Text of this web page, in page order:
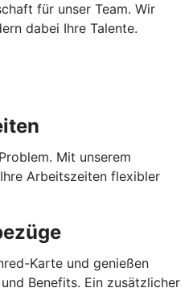
für unser Team. Wir
dabei Ihre Talente.
Mit unserem
Arbeitszeiten flexibler
Karte und genießen
Benefits. Ein zusätzlicher